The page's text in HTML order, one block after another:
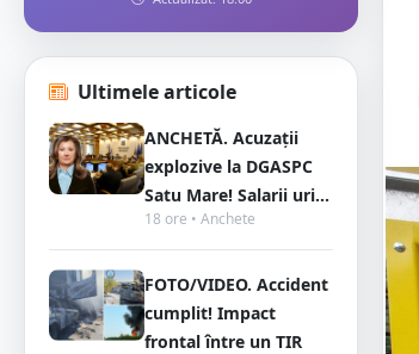
Ultimele articole
ANCHETĂ. Acuzații
explozive la DGASPC
Satu Mare! Salarii uri...
18 ore • Anchete
FOTO/VIDEO. Accident
cumplit! Impact
frontal între un TIR